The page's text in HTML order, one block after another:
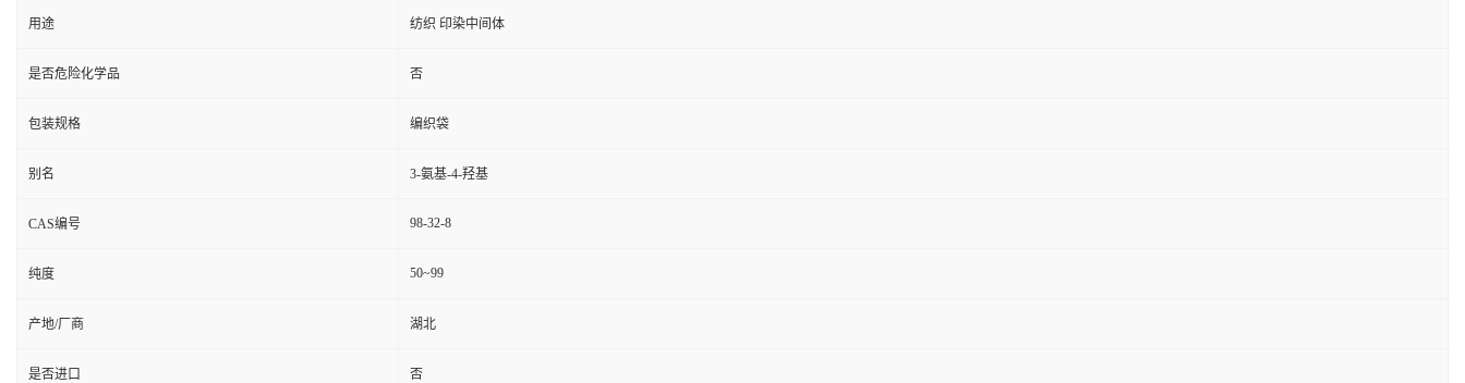
用途 纺织 印染中间体
是否危险化学品 否
包装规格 编织袋
别名 3-氨基-4-羟基
CAS编号 98-32-8
纯度 50~99
产地/厂商 湖北
是否进口 否